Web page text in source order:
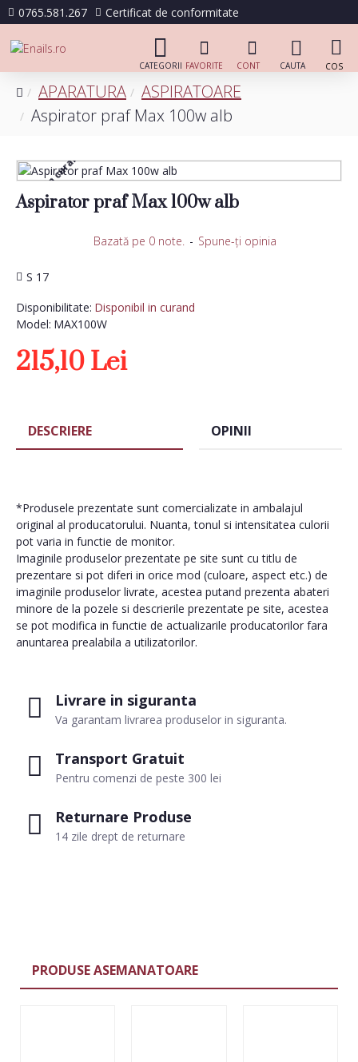
0765.581.267 Certificat de conformitate
APARATURA
ASPIRATOARE
Aspirator praf Max 100w alb
Disponibil in curand
Aspirator praf Max 100w alb
Disponibilitate: Disponibil in curand
Model: MAX100W
S 17
Bazată pe 0 note. - Spune-ţi opinia
215,10 Lei
Livrare in siguranta
Va garantam livrarea produselor in siguranta.
Transport Gratuit
Pentru comenzi de peste 300 lei
Returnare Produse
14 zile drept de returnare
DESCRIERE OPINII
*Produsele prezentate sunt comercializate in ambalajul
original al producatorului. Nuanta, tonul si intensitatea culorii
pot varia in functie de monitor.
Imaginile produselor prezentate pe site sunt cu titlu de
prezentare si pot diferi in orice mod (culoare, aspect etc.) de
imaginile produselor livrate, acestea putand prezenta abateri
minore de la pozele si descrierile prezentate pe site, acestea
se pot modifica in functie de actualizarile producatorilor fara
anuntarea prealabila a utilizatorilor.
PRODUSE ASEMANATOARE